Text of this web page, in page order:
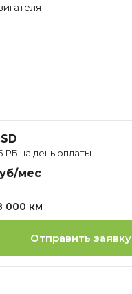
РБ на день оплаты
мес
000 км
Отправить заявку